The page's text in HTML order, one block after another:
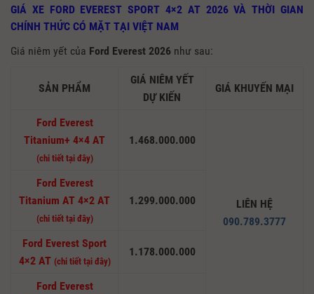
GIÁ XE FORD EVEREST SPORT 4×2 AT 2026 VÀ THỜI GIAN
CHÍNH THỨC CÓ MẶT TẠI VIỆT NAM
Giá niêm yết của Ford Everest 2026 như sau:
SẢN PHẨM
GIÁ NIÊM YẾT
DỰ KIẾN
GIÁ KHUYẾN MẠI
Ford Everest
Titanium+ 4×4 AT
(chi tiết tại đây)
1.468.000.000
LIÊN HỆ
090.789.3777
Ford Everest
Titanium AT 4×2 AT
(chi tiết tại đây)
1.299.000.000
Ford Everest Sport
4×2 AT (chi tiết tại đây)
1.178.000.000
Ford Everest